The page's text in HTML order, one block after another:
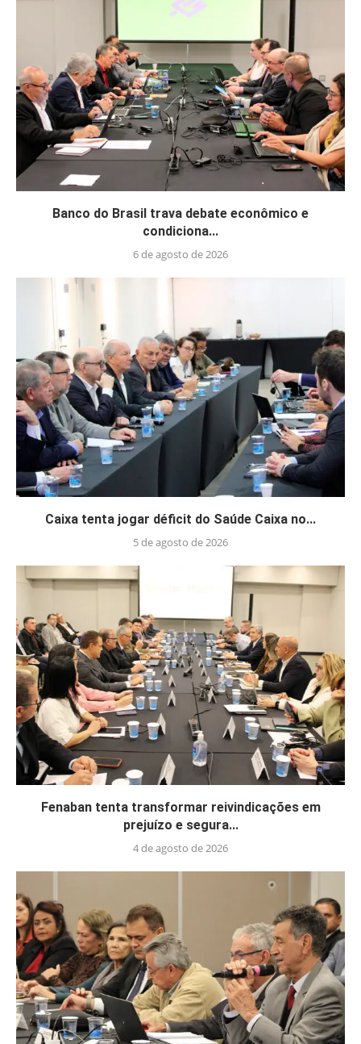
Banco do Brasil trava debate econômico e
condiciona...
6 de agosto de 2026
Caixa tenta jogar déficit do Saúde Caixa no...
5 de agosto de 2026
Fenaban tenta transformar reivindicações em
prejuízo e segura...
4 de agosto de 2026